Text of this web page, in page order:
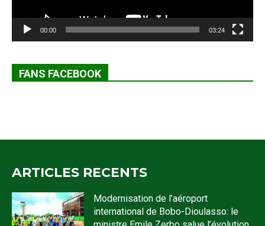
00:00 03:24
FANS FACEBOOK
ARTICLES RECENTS
Modernisation de l’aéroport
international de Bobo-Dioulasso: le